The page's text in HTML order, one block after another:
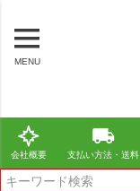
MENU
会社概要 支払い方法・送料